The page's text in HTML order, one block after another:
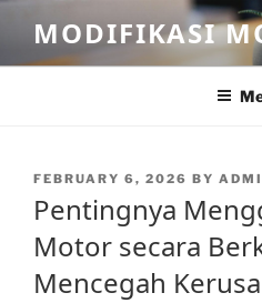
content
MODIFIKASI
POSTED
FEBRUARY 6, 2026 BY
Pentingnya
Motor secara
Mencegah